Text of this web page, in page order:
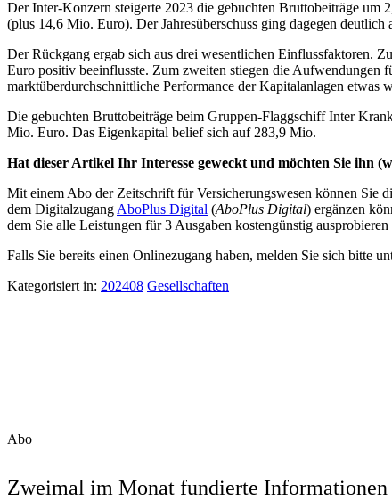
Der Inter-Konzern steigerte 2023 die gebuchten Bruttobeiträge
(plus 14,6 Mio. Euro). Der Jahresüberschuss ging dagegen
Der Rückgang ergab sich aus drei wesentlichen Einflussfaktoren.
Euro positiv beeinflusste. Zum zweiten stiegen die Aufwendungen
marktüberdurchschnittliche Performance der Kapitalanlagen etwas
Die gebuchten Bruttobeiträge beim Gruppen-Flaggschiff Inter
Mio. Euro. Das Eigenkapital belief sich auf 283,9 Mio.
Hat dieser Artikel Ihr Interesse geweckt und möchten Sie ihn
Mit einem Abo der Zeitschrift für Versicherungswesen können Sie
dem Digitalzugang AboPlus Digital (AboPlus Digital) ergänzen
dem Sie alle Leistungen für 3 Ausgaben kostengünstig
Falls Sie bereits einen Onlinezugang haben, melden Sie sich bitte
Kategorisiert in: 202408 Gesellschaften
Abo
Zweimal im Monat fundierte Informationen